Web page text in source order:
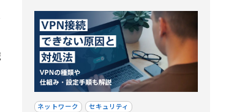
ネットワーク セキュリティ